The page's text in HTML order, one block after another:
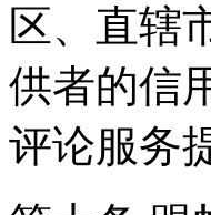
区、直辖
供者的信
评论服务